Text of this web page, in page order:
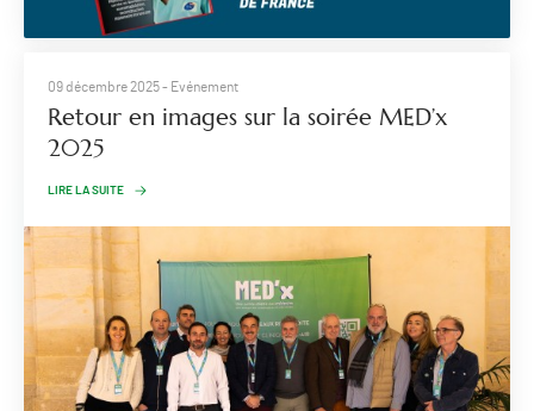
09 décembre 2025- Evénement
​Retour en images sur la soirée MED’x
2025
LIRE LA SUITE